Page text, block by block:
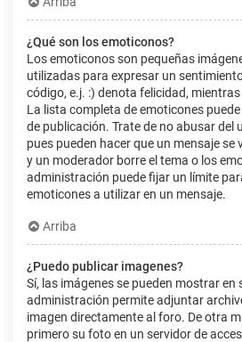
¿Qué son los emoticonos?
Los emoticonos son pequeñas
utilizadas para expresar un
código, e.j. :) denota felicidad,
La lista completa de emoticones
de publicación. Trate de no abusar del
pues pueden hacer que un mensaje se
y un moderador borre el tema o los
administración puede fijar un límite
emoticones a utilizar en un mensaje.
Arriba
¿Puedo publicar imagenes?
Sí, las imágenes se pueden mostrar en
administración permite adjuntar
imagen directamente al foro. De otra
primero su foto en un servidor de